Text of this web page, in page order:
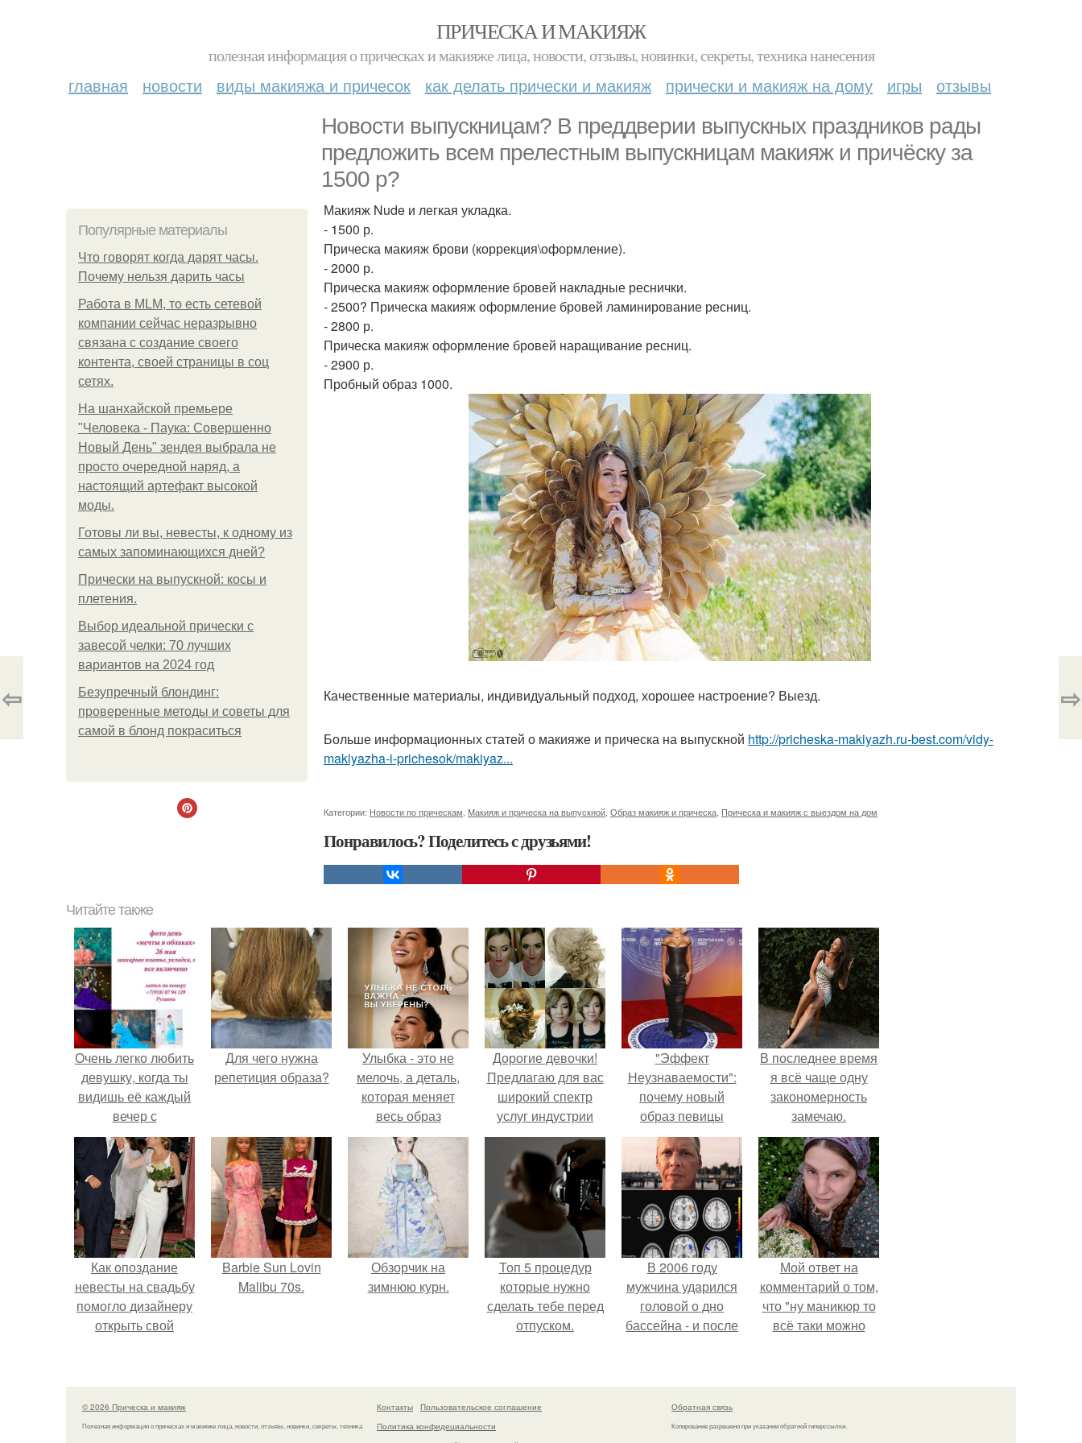
ПРИЧЕСКА И МАКИЯЖ
полезная информация о прическах и макияже лица, новости, отзывы, новинки, секреты, техника нанесения
главная новости виды макияжа и причесок как делать прически и макияж прически и макияж на дому игры отзывы
Новости выпускницам? В преддверии выпускных праздников рады
предложить всем прелестным выпускницам макияж и причёску за
1500 р?
Популярные материалы
Что говорят когда дарят часы.
Почему нельзя дарить часы
Работа в MLM, то есть сетевой
компании сейчас неразрывно
связана с создание своего
контента, своей страницы в соц
сетях.
На шанхайской премьере
"Человека - Паука: Совершенно
Новый День" зендея выбрала не
просто очередной наряд, а
настоящий артефакт высокой
моды.
Готовы ли вы, невесты, к одному из
самых запоминающихся дней?
Прически на выпускной: косы и
плетения.
Выбор идеальной прически с
завесой челки: 70 лучших
вариантов на 2024 год
Безупречный блондинг:
проверенные методы и советы для
самой в блонд покраситься
Макияж Nude и легкая укладка.
- 1500 р.
Прическа макияж брови (коррекция\оформление).
- 2000 р.
Прическа макияж оформление бровей накладные реснички.
- 2500? Прическа макияж оформление бровей ламинирование ресниц.
- 2800 р.
Прическа макияж оформление бровей наращивание ресниц.
- 2900 р.
Пробный образ 1000.
Качественные материалы, индивидуальный подход, хорошее настроение? Выезд.
Больше информационных статей о макияже и прическа на выпускной http://pricheska-makiyazh.ru-best.com/vidy-
makiyazha-i-prichesok/makiyaz...
Категории: Новости по прическам Макияж и прическа на выпускной Образ макияж и прическа Прическа и макияж с выездом на дом
Понравилось? Поделитесь с друзьями!
⇦ ⇨
Читайте также
Очень легко любить
девушку, когда ты
видишь её каждый
вечер с
безупречнoй
укладкой и
макияжем.
Для чего нужна
репетиция образа?
Улыбка - это не
мелочь, а деталь,
которая меняет
весь образ
человека.
Дорогие девочки!
Предлагаю для вас
широкий спектр
услуг индустрии
красоты.
"Эффект
Неузнаваемости":
почему новый
образ певицы
вызвал споры о
гранях
возможного?
В последнее время
я всё чаще одну
закономерность
замечаю.
Как опоздание
невесты на свадьбу
помогло дизайнеру
открыть свой
Barbie Sun Lovin
Malibu 70s.
Обзорчик на
зимнюю курн.
Топ 5 процедур
которые нужно
сделать тебе перед
отпуском.
В 2006 году
мужчина ударился
головой о дно
бассейна - и после
странным образом.
Мой ответ на
комментарий о том,
что "ну маникюр то
всё таки можно
© 2026 Прическа и макияж
Полезная информация о прическах и макияже лица, новости, отзывы, новинки, секреты, техника
Контакты
Пользовательское соглашение
Политика конфидециальности
Обратная связь
Копирование разрешено при указании обратной гиперссылки.